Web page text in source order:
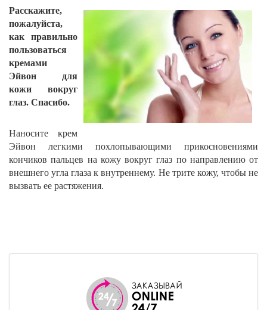
Расскажите,
пожалуйста,
как правильно
пользоваться
кремами
Эйвон для
кожи вокруг
глаз. Спасибо.
Наносите крем
Эйвон легкими похлопывающими прикосновениями
кончиков пальцев на кожу вокруг глаз по направлению от
внешнего угла глаза к внутреннему. Не трите кожу, чтобы не
вызвать ее растяжения.